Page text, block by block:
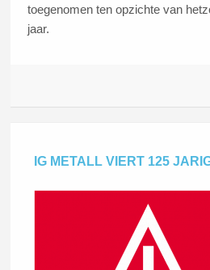
toegenomen ten opzichte van
jaar.
IG METALL VIERT 125